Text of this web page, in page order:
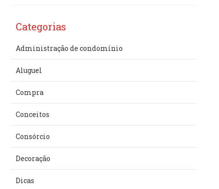
Categorias
Administração de condomínio
Aluguel
Compra
Conceitos
Consórcio
Decoração
Dicas